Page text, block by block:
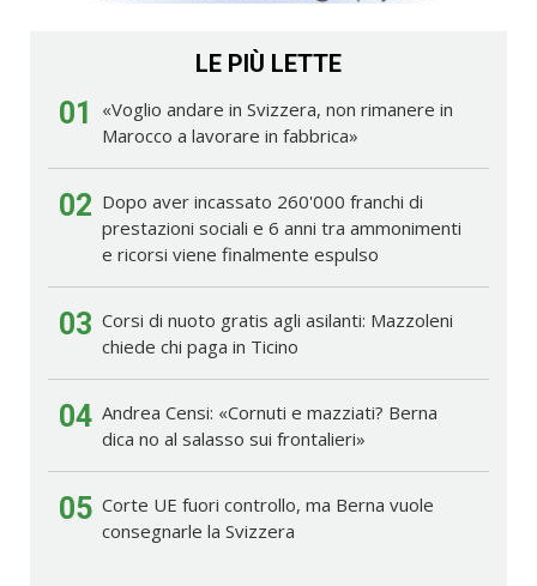
LE PIÙ LETTE
01
«Voglio andare in Svizzera, non rimanere in
Marocco a lavorare in fabbrica»
02 Dopo aver incassato 260'000 franchi di
prestazioni sociali e 6 anni tra ammonimenti
e ricorsi viene finalmente espulso
03 Corsi di nuoto gratis agli asilanti: Mazzoleni
chiede chi paga in Ticino
04 Andrea Censi: «Cornuti e mazziati? Berna
dica no al salasso sui frontalieri»
05 Corte UE fuori controllo, ma Berna vuole
consegnarle la Svizzera